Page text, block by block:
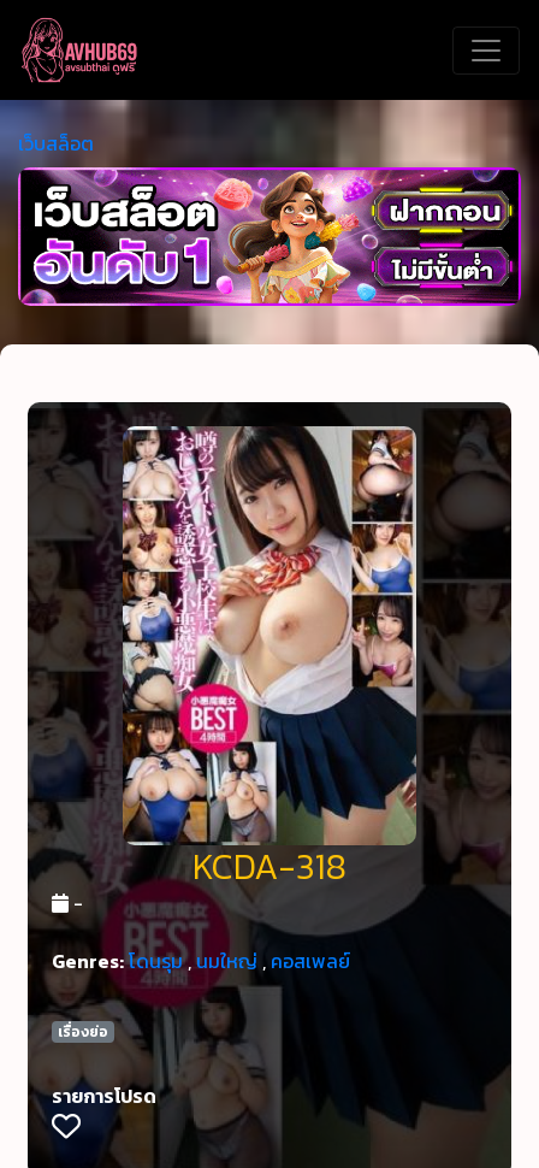
เว็บสล็อต
KCDA-318
-
Genres:โดนรุม,นมใหญ่ , คอสเพลย์
เรื่องย่อ
รายการโปรด